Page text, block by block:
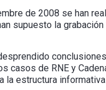
de 2008 se han
supuesto la
casos de RNE y
la estructura